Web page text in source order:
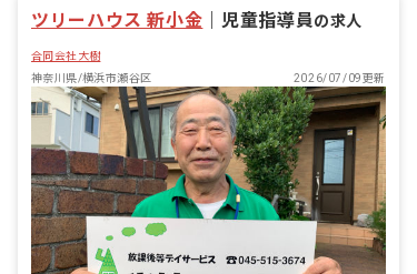
立地です。
昇給昇進あり
ツリーハウス 新小金 ｜児童指導員の求人
合同会社大樹
神奈川県/横浜市瀬谷区
2026/07/09更新